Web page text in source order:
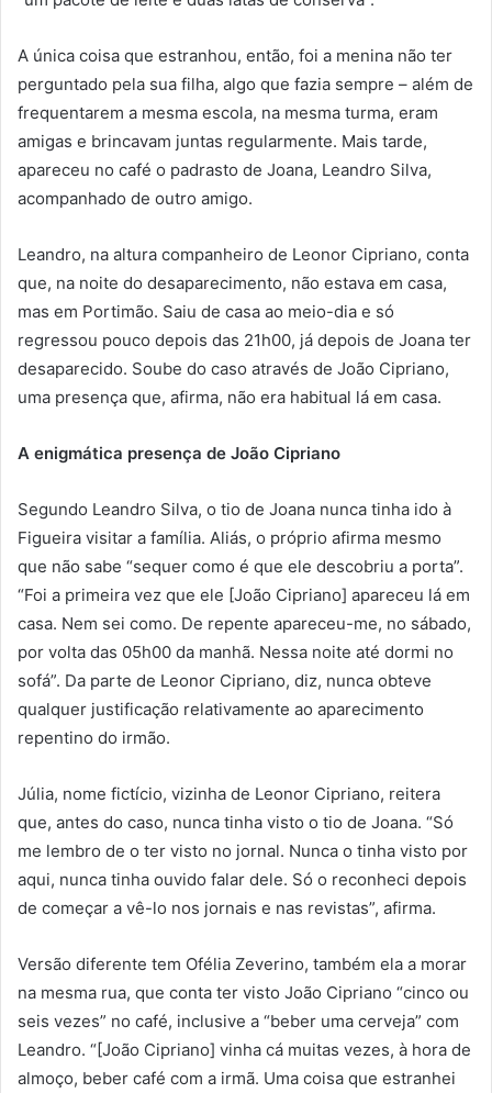
A única coisa que estranhou, então, foi a menina não ter
perguntado pela sua filha, algo que fazia sempre – além de
frequentarem a mesma escola, na mesma turma, eram
amigas e brincavam juntas regularmente. Mais tarde,
apareceu no café o padrasto de Joana, Leandro Silva,
acompanhado de outro amigo.
Leandro, na altura companheiro de Leonor Cipriano, conta
que, na noite do desaparecimento, não estava em casa,
mas em Portimão. Saiu de casa ao meio-dia e só
regressou pouco depois das 21h00, já depois de Joana ter
desaparecido. Soube do caso através de João Cipriano,
uma presença que, afirma, não era habitual lá em casa.
A enigmática presença de João Cipriano
Segundo Leandro Silva, o tio de Joana nunca tinha ido à
Figueira visitar a família. Aliás, o próprio afirma mesmo
que não sabe “sequer como é que ele descobriu a porta”.
“Foi a primeira vez que ele [João Cipriano] apareceu lá em
casa. Nem sei como. De repente apareceu-me, no sábado,
por volta das 05h00 da manhã. Nessa noite até dormi no
sofá”. Da parte de Leonor Cipriano, diz, nunca obteve
qualquer justificação relativamente ao aparecimento
repentino do irmão.
Júlia, nome fictício, vizinha de Leonor Cipriano, reitera
que, antes do caso, nunca tinha visto o tio de Joana. “Só
me lembro de o ter visto no jornal. Nunca o tinha visto por
aqui, nunca tinha ouvido falar dele. Só o reconheci depois
de começar a vê-lo nos jornais e nas revistas”, afirma.
Versão diferente tem Ofélia Zeverino, também ela a morar
na mesma rua, que conta ter visto João Cipriano “cinco ou
seis vezes” no café, inclusive a “beber uma cerveja” com
Leandro. “[João Cipriano] vinha cá muitas vezes, à hora de
almoço, beber café com a irmã. Uma coisa que estranhei